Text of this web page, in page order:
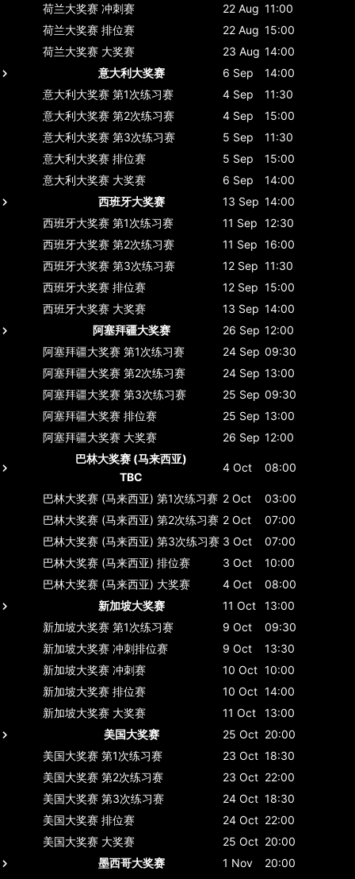
荷兰大奖赛 冲刺赛 22 Aug 11:00
荷兰大奖赛 排位赛 22 Aug 15:00
荷兰大奖赛 大奖赛 23 Aug 14:00
意大利大奖赛
6 Sep
14:00
意大利大奖赛 第1次练习赛 4 Sep
11:30
意大利大奖赛 第2次练习赛 4 Sep
15:00
意大利大奖赛 第3次练习赛 5 Sep
11:30
意大利大奖赛 排位赛 5 Sep
15:00
意大利大奖赛 大奖赛 6 Sep
14:00
西班牙大奖赛
13 Sep 14:00
西班牙大奖赛 第1次练习赛 11 Sep 12:30
西班牙大奖赛 第2次练习赛 11 Sep 16:00
西班牙大奖赛 第3次练习赛 12 Sep 11:30
西班牙大奖赛 排位赛 12 Sep 15:00
西班牙大奖赛 大奖赛 13 Sep 14:00
阿塞拜疆大奖赛
26 Sep 12:00
阿塞拜疆大奖赛 第1次练习赛 24 Sep 09:30
阿塞拜疆大奖赛 第2次练习赛 24 Sep 13:00
阿塞拜疆大奖赛 第3次练习赛 25 Sep 09:30
阿塞拜疆大奖赛 排位赛 25 Sep 13:00
阿塞拜疆大奖赛 大奖赛 26 Sep 12:00
巴林大奖赛 (马来西亚)
TBC
4 Oct 08:00
巴林大奖赛 (马来西亚) 第1次练习赛 2 Oct
03:00
巴林大奖赛 (马来西亚) 第2次练习赛 2 Oct
07:00
巴林大奖赛 (马来西亚) 第3次练习赛 3 Oct
07:00
巴林大奖赛 (马来西亚) 排位赛 3 Oct
10:00
巴林大奖赛 (马来西亚) 大奖赛 4 Oct
08:00
新加坡大奖赛
11 Oct
13:00
新加坡大奖赛 第1次练习赛 9 Oct
09:30
新加坡大奖赛 冲刺排位赛 9 Oct
13:30
新加坡大奖赛 冲刺赛 10 Oct 10:00
新加坡大奖赛 排位赛 10 Oct 14:00
新加坡大奖赛 大奖赛 11 Oct
13:00
美国大奖赛
25 Oct 20:00
美国大奖赛 第1次练习赛 23 Oct 18:30
美国大奖赛 第2次练习赛 23 Oct 22:00
美国大奖赛 第3次练习赛 24 Oct 18:30
美国大奖赛 排位赛 24 Oct 22:00
美国大奖赛 大奖赛 25 Oct 20:00
墨西哥大奖赛
1 Nov
20:00